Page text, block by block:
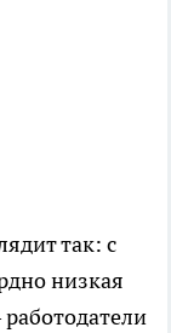
так: с
низкая